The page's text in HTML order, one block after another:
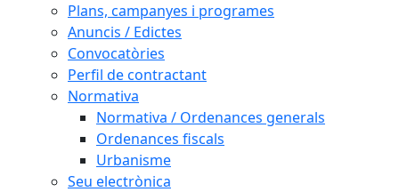
Plans, campanyes i programes
Anuncis / Edictes
Convocatòries
Perfil de contractant
Normativa
Normativa / Ordenances generals
Ordenances fiscals
Urbanisme
Seu electrònica